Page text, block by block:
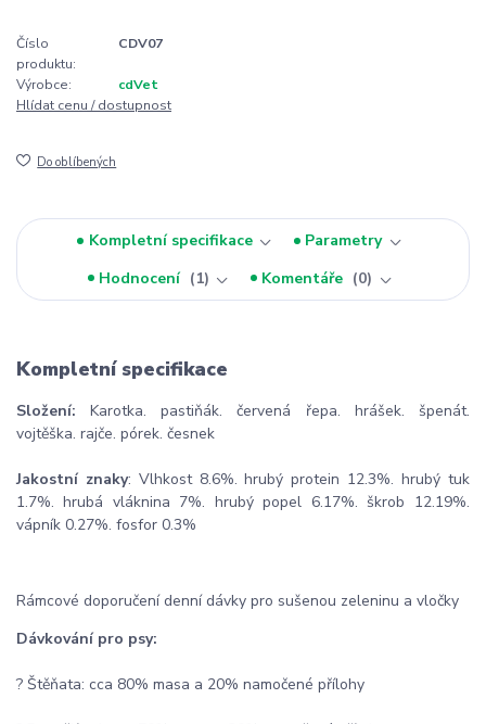
Číslo
produktu:
CDV07
Výrobce:
cdVet
Hlídat cenu / dostupnost
Do oblíbených
Kompletní specifikace
Parametry
Hodnocení
1 Komentáře 0
Kompletní specifikace
Složení: Karotka. pastiňák. červená řepa. hrášek. špenát.
vojtěška. rajče. pórek. česnek
Jakostní znaky: Vlhkost 8.6%. hrubý protein 12.3%. hrubý tuk
1.7%. hrubá vláknina 7%. hrubý popel 6.17%. škrob 12.19%.
vápník 0.27%. fosfor 0.3%
Rámcové doporučení denní dávky pro sušenou zeleninu a vločky
Dávkování pro psy:
? Štěňata: cca 80% masa a 20% namočené přílohy